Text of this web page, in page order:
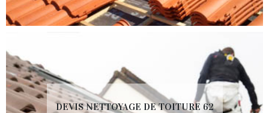
DEVIS NETTOYAGE DE TOITURE 62